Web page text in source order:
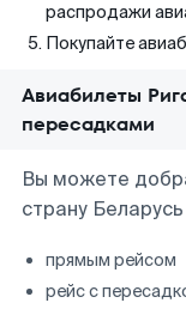
распродажи
Покупайте
Авиабилеты
пересадками
Вы можете
страну
прямым рейсом
рейс с